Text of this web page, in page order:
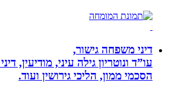
דיני משפחה גישור,
עו”ד ונוטריון גילה עיני,
הסכמי ממון, הליכי גירושין ועוד.